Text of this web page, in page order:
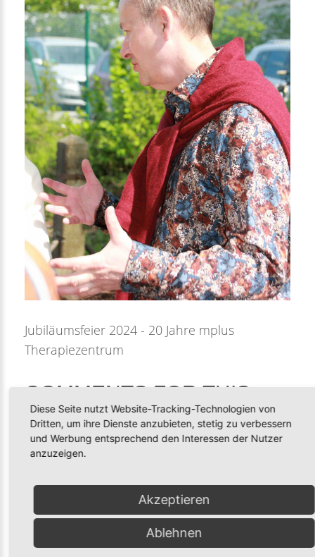
Jubiläumsfeier 2024 - 20 Jahre mplus
Therapiezentrum
COMMENTS FOR THIS
IMAGE
Diese Seite nutzt Website-Tracking-Technologien von
Dritten, um ihre Dienste anzubieten, stetig zu verbessern
und Werbung entsprechend den Interessen der Nutzer
anzuzeigen.
Akzeptieren
Ablehnen